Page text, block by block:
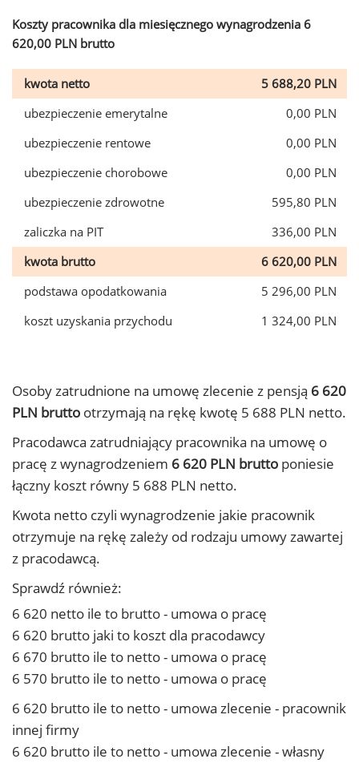
Koszty pracownika dla miesięcznego wynagrodzenia 6
620,00 PLN brutto
kwota netto
5 688,20 PLN
ubezpieczenie emerytalne
0,00 PLN
ubezpieczenie rentowe
0,00 PLN
ubezpieczenie chorobowe
0,00 PLN
ubezpieczenie zdrowotne
595,80 PLN
zaliczka na PIT
336,00 PLN
kwota brutto
6 620,00 PLN
podstawa opodatkowania
5 296,00 PLN
koszt uzyskania przychodu
1 324,00 PLN
Osoby zatrudnione na umowę zlecenie z pensją 6 620
PLN brutto otrzymają na rękę kwotę 5 688 PLN netto.
Pracodawca zatrudniający pracownika na umowę o
pracę z wynagrodzeniem 6 620 PLN brutto poniesie
łączny koszt równy 5 688 PLN netto.
Kwota netto czyli wynagrodzenie jakie pracownik
otrzymuje na rękę zależy od rodzaju umowy zawartej
z pracodawcą.
Sprawdź również:
6 620 netto ile to brutto - umowa o pracę
6 620 brutto jaki to koszt dla pracodawcy
6 670 brutto ile to netto - umowa o pracę
6 570 brutto ile to netto - umowa o pracę
6 620 brutto ile to netto - umowa zlecenie - pracownik
innej firmy
6 620 brutto ile to netto - umowa zlecenie - własny